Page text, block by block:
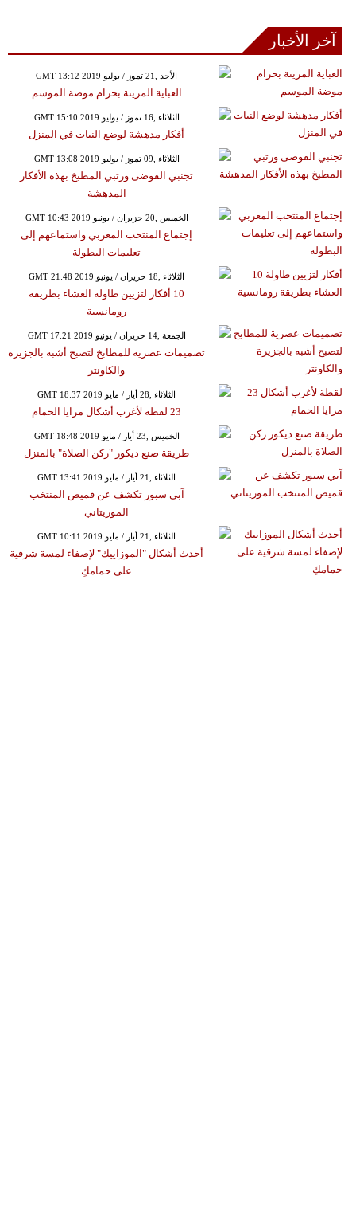
آخر الأخبار
GMT 13:12 2019 الأحد ,21 تموز / يوليو
العباية المزينة بحزام موضة الموسم
GMT 15:10 2019 الثلاثاء ,16 تموز / يوليو
أفكار مدهشة لوضع النبات في المنزل
GMT 13:08 2019 الثلاثاء ,09 تموز / يوليو
تجنبي الفوضى ورتبي المطبخ بهذه الأفكار
المدهشة
GMT 10:43 2019 الخميس ,20 حزيران / يونيو
إجتماع المنتخب المغربي واستماعهم إلى
تعليمات البطولة
GMT 21:48 2019 الثلاثاء ,18 حزيران / يونيو
10 أفكار لتزيين طاولة العشاء بطريقة
رومانسية
GMT 17:21 2019 الجمعة ,14 حزيران / يونيو
تصميمات عصرية للمطابخ لتصبح أشبه بالجزيرة
والكاونتر
GMT 18:37 2019 الثلاثاء ,28 أيار / مايو
23 لقطة لأغرب أشكال مرايا الحمام
GMT 18:48 2019 الخميس ,23 أيار / مايو
طريقة صنع ديكور "ركن الصلاة" بالمنزل
GMT 13:41 2019 الثلاثاء ,21 أيار / مايو
آبي سبور تكشف عن قميص المنتخب
الموريتاني
GMT 10:11 2019 الثلاثاء ,21 أيار / مايو
أحدث أشكال "الموزاييك" لإضفاء لمسة شرقية
على حمامكِ